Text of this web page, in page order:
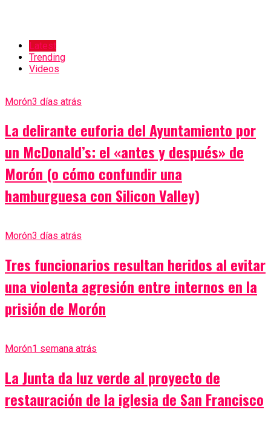
Latest
Trending
Videos
Morón3 días atrás
La delirante euforia del Ayuntamiento por
un McDonald’s: el «antes y después» de
Morón (o cómo confundir una
hamburguesa con Silicon Valley)
Morón3 días atrás
Tres funcionarios resultan heridos al evitar
una violenta agresión entre internos en la
prisión de Morón
Morón1 semana atrás
La Junta da luz verde al proyecto de
restauración de la iglesia de San Francisco